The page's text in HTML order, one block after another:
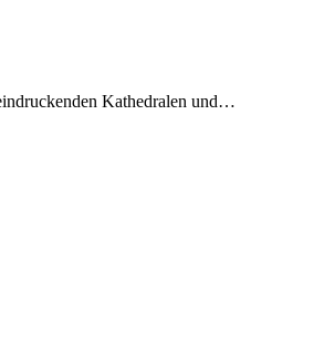
Kathedralen und…